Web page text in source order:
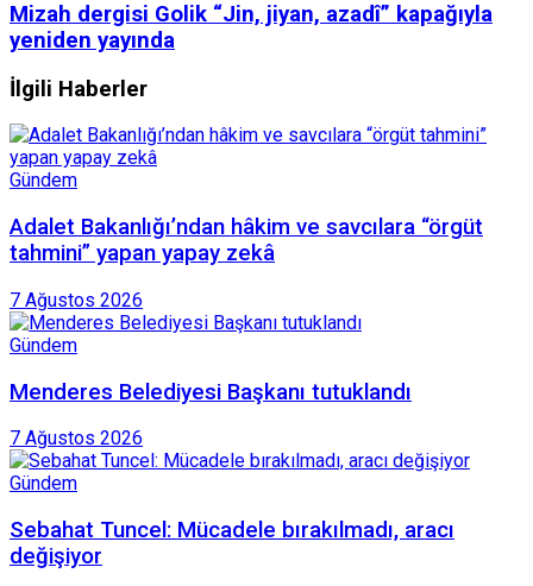
Mizah dergisi Golik “Jin, jiyan, azadî” kapağıyla
yeniden yayında
İlgili Haberler
Gündem
Adalet Bakanlığı’ndan hâkim ve savcılara “örgüt
tahmini” yapan yapay zekâ
7 Ağustos 2026
Gündem
Menderes Belediyesi Başkanı tutuklandı
7 Ağustos 2026
Gündem
Sebahat Tuncel: Mücadele bırakılmadı, aracı
değişiyor